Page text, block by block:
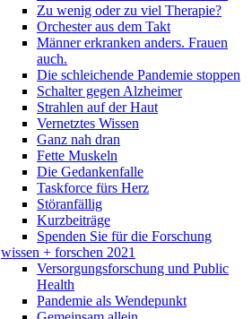
Zu wenig oder zu viel Therapie?
Orchester aus dem Takt
Männer erkranken anders. Frauen
auch.
Die schleichende Pandemie stoppen
Schalter gegen Alzheimer
Strahlen auf der Haut
Vernetztes Wissen
Ganz nah dran
Fette Muskeln
Die Gedankenfalle
Taskforce fürs Herz
Störanfällig
Kurzbeiträge
Spenden Sie für die Forschung
wissen + forschen 2021
Versorgungsforschung und Public
Health
Pandemie als Wendepunkt